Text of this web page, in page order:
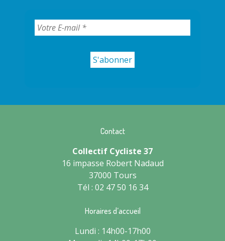
Contact
Collectif Cycliste 37
16 impasse Robert Nadaud
37000 Tours
Tél : 02 47 50 16 34
Horaires d’accueil
Lundi : 14h00-17h00